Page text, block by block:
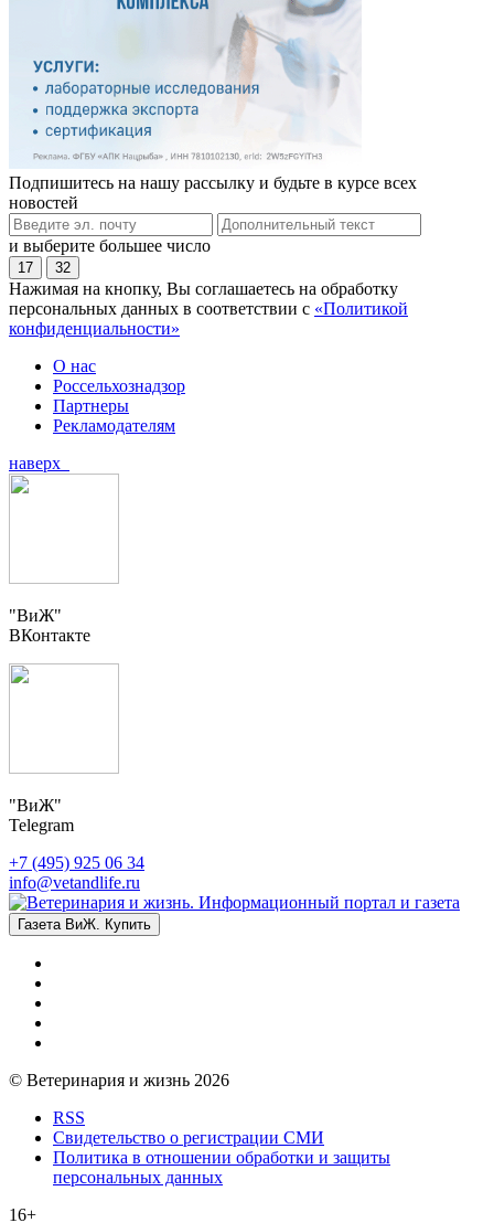
Подпишитесь на нашу рассылку и будьте в курсе всех
новостей
и выберите большее число
17 32
Нажимая на кнопку, Вы соглашаетесь на обработку
персональных данных в соответствии с «Политикой
конфиденциальности»
О нас
Россельхознадзор
Партнеры
Рекламодателям
наверх
"ВиЖ"
ВКонтакте
"ВиЖ"
Telegram
+7 (495) 925 06 34
info@vetandlife.ru
Газета ВиЖ. Купить
© Ветеринария и жизнь 2026
RSS
Свидетельство о регистрации СМИ
Политика в отношении обработки и защиты
персональных данных
16+